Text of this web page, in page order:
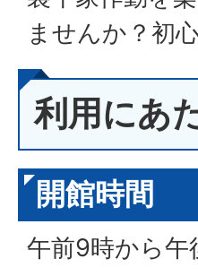
ませんか？初
利用にあ
開館時間
午前9時から午